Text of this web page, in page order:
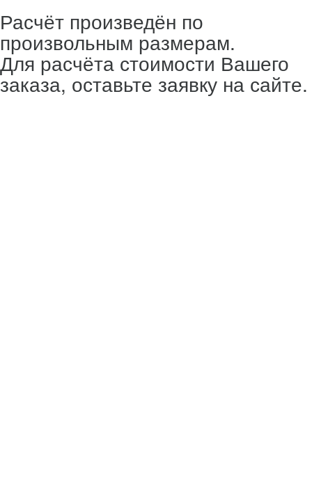
Расчёт произведён по
произвольным размерам.
Для расчёта стоимости Вашего
заказа, оставьте заявку на сайте.